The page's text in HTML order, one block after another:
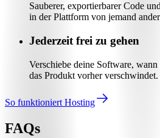
Sauberer, exportierbarer Code
in der Plattform von jemand
Jederzeit frei zu gehen
Verschiebe deine Software,
das Produkt vorher verschwindet.
So funktioniert Hosting
FAQs